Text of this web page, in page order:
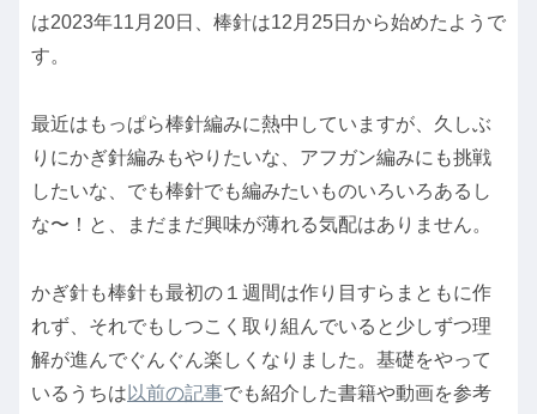
は2023年11月20日、棒針は12月25日から始めたようで
す。
最近はもっぱら棒針編みに熱中していますが、久しぶ
りにかぎ針編みもやりたいな、アフガン編みにも挑戦
したいな、でも棒針でも編みたいものいろいろあるし
な〜！と、まだまだ興味が薄れる気配はありません。
かぎ針も棒針も最初の１週間は作り目すらまともに作
れず、それでもしつこく取り組んでいると少しずつ理
解が進んでぐんぐん楽しくなりました。基礎をやって
いるうちは 以前の記事でも紹介した書籍や動画を参考